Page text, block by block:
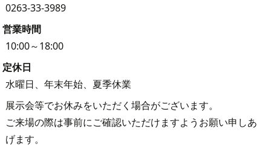
0263-33-3989
営業時間
10:00～18:00
定休日
水曜日、年末年始、夏季休業
展示会等でお休みをいただく場合がございます。
ご来場の際は事前にご確認いただけますようお願い申しあ
げます。